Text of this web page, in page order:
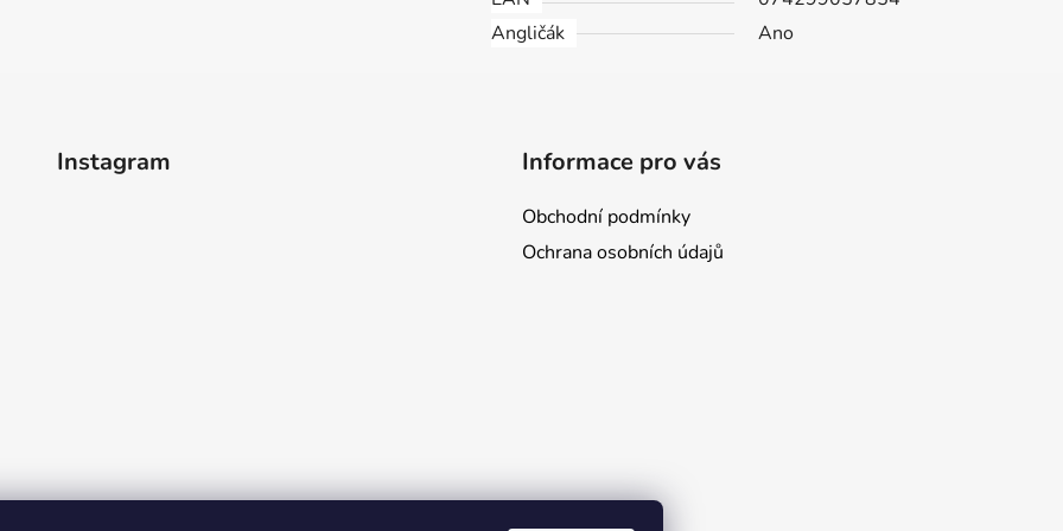
Angličák
Ano
Instagram Informace pro vás
Obchodní podmínky
Ochrana osobních údajů